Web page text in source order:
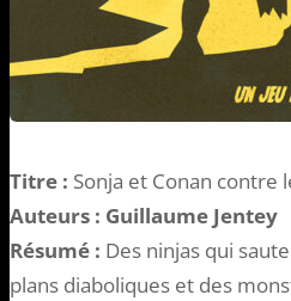
Titre : Sonja et Conan contre
Auteurs : Guillaume Jentey
Résumé : Des ninjas qui
plans diaboliques et des